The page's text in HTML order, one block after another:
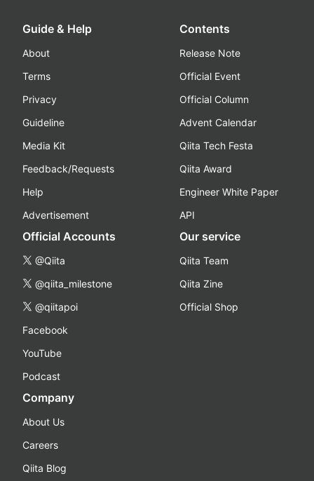
Guide & Help
About
Terms
Privacy
Guideline
Media Kit
Feedback/Requests
Help
Advertisement
Contents
Release Note
Official Event
Official Column
Advent Calendar
Qiita Tech Festa
Qiita Award
Engineer White Paper
API
Official Accounts
@Qiita
@qiita_milestone
@qiitapoi
Facebook
YouTube
Podcast
Our service
Qiita Team
Qiita Zine
Official Shop
Company
About Us
Careers
Qiita Blog